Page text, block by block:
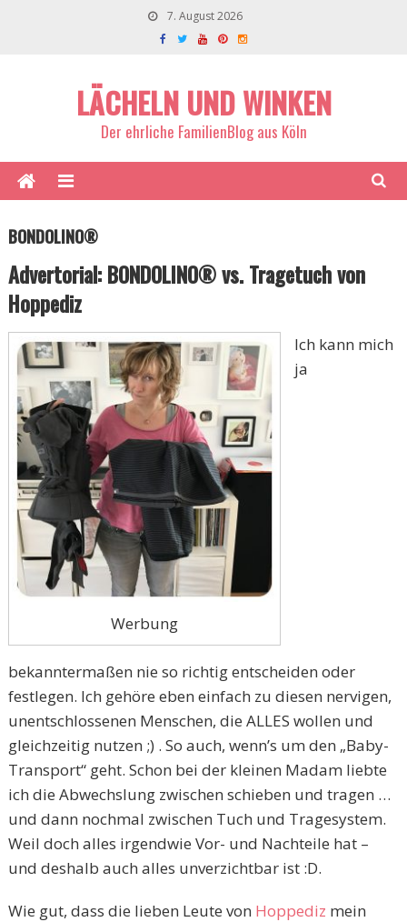
7. August 2026
LÄCHELN UND WINKEN
Der ehrliche FamilienBlog aus Köln
BONDOLINO®
Advertorial: BONDOLINO® vs. Tragetuch von
Hoppediz
Werbung
Ich kann mich
ja
bekanntermaßen nie so richtig entscheiden oder
festlegen. Ich gehöre eben einfach zu diesen nervigen,
unentschlossenen Menschen, die ALLES wollen und
gleichzeitig nutzen ;) . So auch, wenn’s um den „Baby-
Transport“ geht. Schon bei der kleinen Madam liebte
ich die Abwechslung zwischen schieben und tragen …
und dann nochmal zwischen Tuch und Tragesystem.
Weil doch alles irgendwie Vor- und Nachteile hat –
und deshalb auch alles unverzichtbar ist :D.
Wie gut, dass die lieben Leute von Hoppediz mein